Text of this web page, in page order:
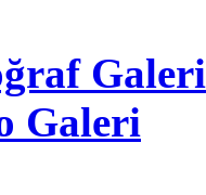
Galeri
Galeri